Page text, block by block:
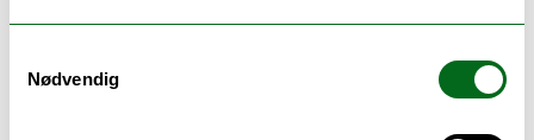
Nødvendig
høyere utdanning eller som er tatt opp på et ph.d.-
program. Fakultet tilbyr ikke stipend for